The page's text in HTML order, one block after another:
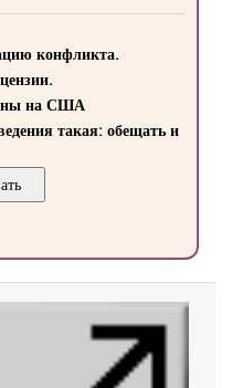
конфликта.
на США
такая: обещать и